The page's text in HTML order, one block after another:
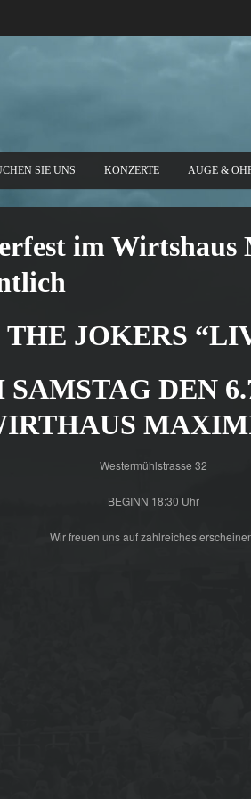
SIE UNS KONZERTE AUGE &
im
THE JOKERS
SAMSTAG DEN
Westermühlstrasse 32
BEGINN 18:30 Uhr
Wir freuen uns auf zahlreiches